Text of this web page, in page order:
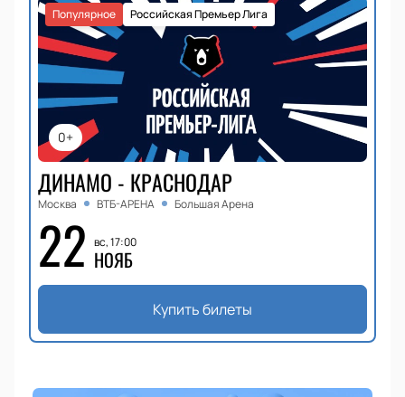
0+
Российская Премьер Лига
Популярное
ДИНАМО - КРАСНОДАР
Москва ВТБ-АРЕНА Большая Арена
22 вс, 17:00
НОЯБ
Купить билеты